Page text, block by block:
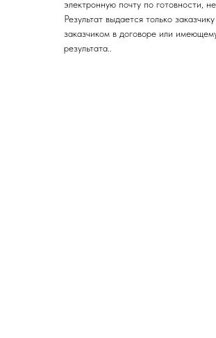
электронную почту по готовности,
Результат выдается только
заказчиком в договоре или
результата..